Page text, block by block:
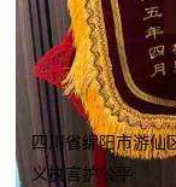
四川省绵阳市游仙
义执言护公平